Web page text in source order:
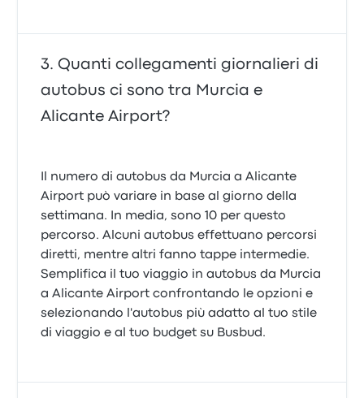
Quanti collegamenti giornalieri di
autobus ci sono tra Murcia e
Alicante Airport?
Il numero di autobus da Murcia a Alicante
Airport può variare in base al giorno della
settimana. In media, sono 10 per questo
percorso. Alcuni autobus effettuano percorsi
diretti, mentre altri fanno tappe intermedie.
Semplifica il tuo viaggio in autobus da Murcia
a Alicante Airport confrontando le opzioni e
selezionando l'autobus più adatto al tuo stile
di viaggio e al tuo budget su Busbud.